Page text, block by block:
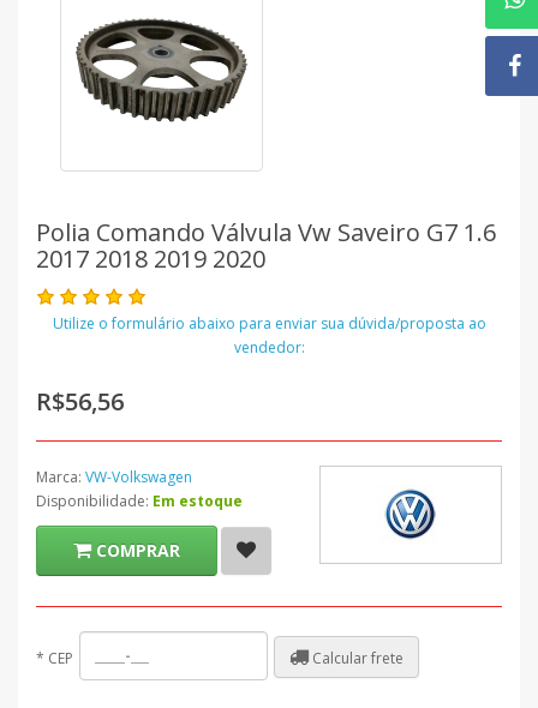
Polia Comando Válvula Vw Saveiro G7 1.6
2017 2018 2019 2020
Utilize o formulário abaixo para enviar sua dúvida/proposta ao
vendedor:
R$56,56
Marca: VW-Volkswagen
Disponibilidade: Em estoque
COMPRAR
* CEP Calcular frete